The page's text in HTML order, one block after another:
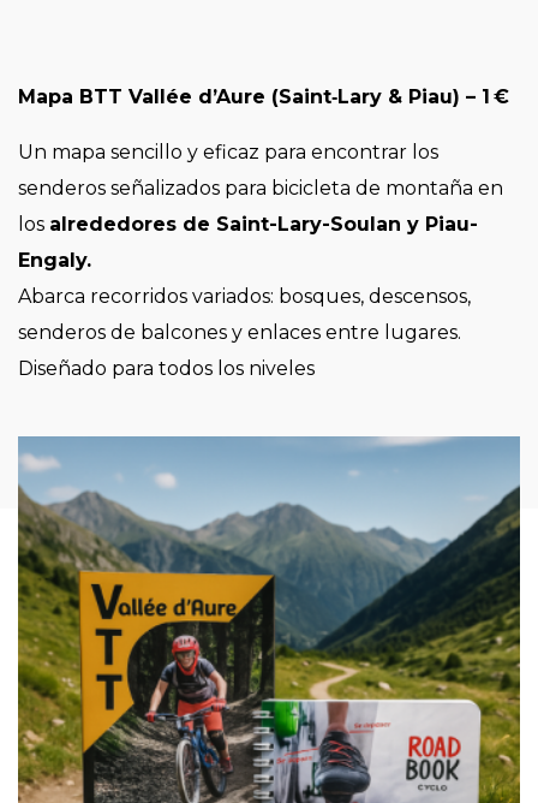
Mapa BTT Vallée d’Aure (Saint‑Lary & Piau) – 1 €
Un mapa sencillo y eficaz para encontrar los
senderos señalizados para bicicleta de montaña en
los alrededores de Saint-Lary-Soulan y Piau-
Engaly.
Abarca recorridos variados: bosques, descensos,
senderos de balcones y enlaces entre lugares.
Diseñado para todos los niveles
Imagen